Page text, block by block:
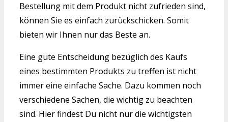
Bestellung mit dem Produkt nicht zufrieden sind,
können Sie es einfach zurückschicken. Somit
bieten wir Ihnen nur das Beste an.
Eine gute Entscheidung bezüglich des Kaufs
eines bestimmten Produkts zu treffen ist nicht
immer eine einfache Sache. Dazu kommen noch
verschiedene Sachen, die wichtig zu beachten
sind. Hier findest Du nicht nur die wichtigsten